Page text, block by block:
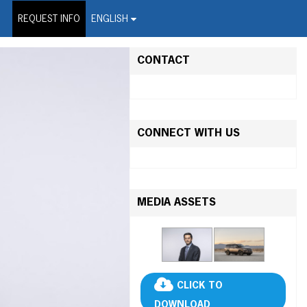
REQUEST INFO ENGLISH
Wire Service
CONTACT
CONNECT WITH US
MEDIA ASSETS
CLICK TO
DOWNLOAD